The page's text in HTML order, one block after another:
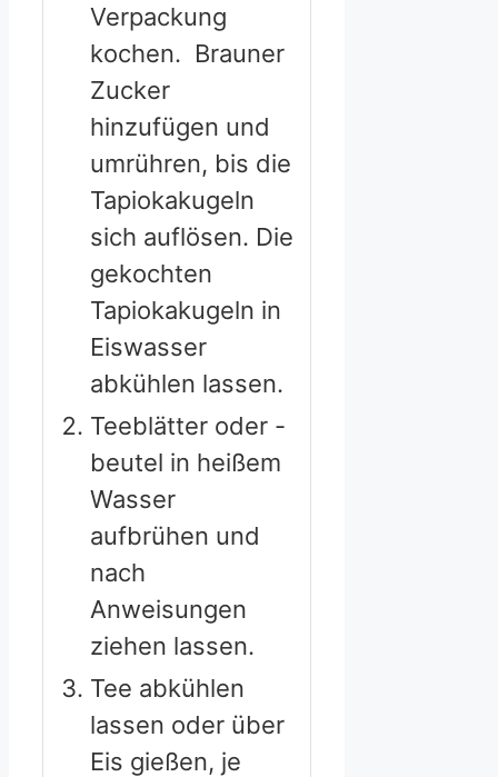
Verpackung
kochen. Brauner
Zucker
hinzufügen und
umrühren, bis die
Tapiokakugeln
sich auflösen. Die
gekochten
Tapiokakugeln in
Eiswasser
abkühlen lassen.
Teeblätter oder -
beutel in heißem
Wasser
aufbrühen und
nach
Anweisungen
ziehen lassen.
Tee abkühlen
lassen oder über
Eis gießen, je